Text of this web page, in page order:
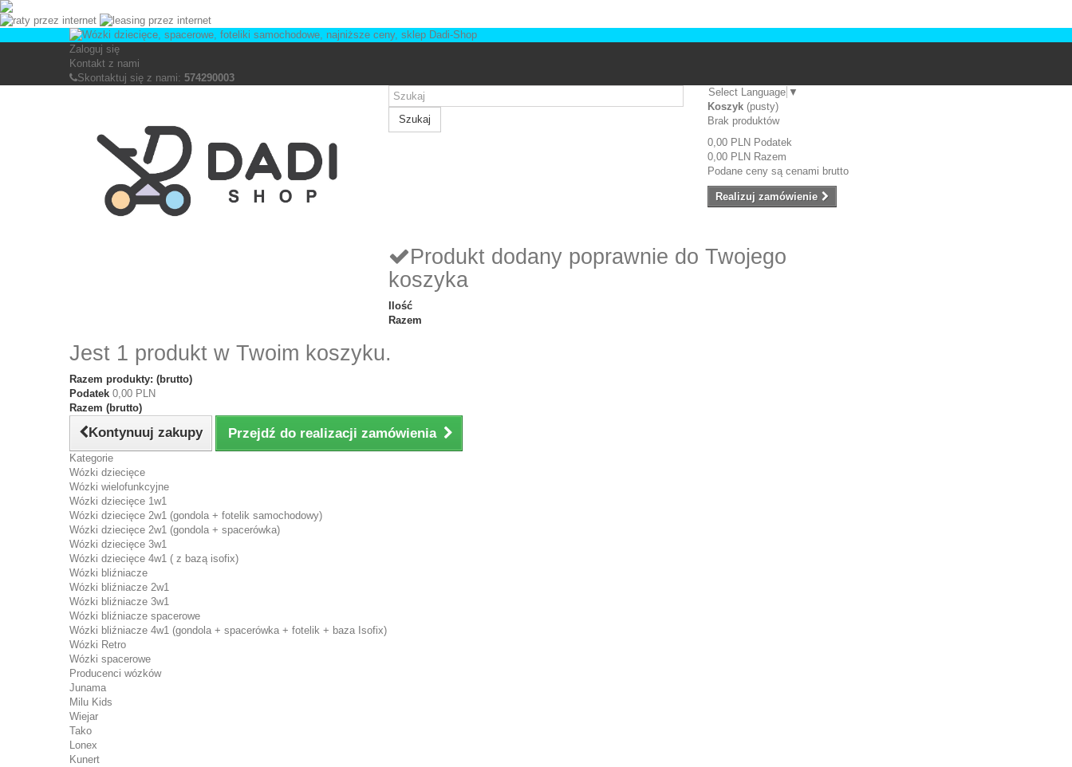
Zaloguj się
Kontakt z nami
Skontaktuj się z nami: 574290003
Szukaj
Select Language ▼
Koszyk (pusty)
Brak produktów
0,00 PLN Podatek
0,00 PLN Razem
Podane ceny są cenami brutto
Realizuj zamówienie
Produkt dodany poprawnie do Twojego
koszyka
Ilość
Razem
Jest 1 produkt w Twoim koszyku.
Razem produkty: (brutto)
Podatek 0,00 PLN
Razem (brutto)
Kontynuuj zakupy Przejdź do realizacji zamówienia
Kategorie
Wózki dziecięce
Wózki wielofunkcyjne
Wózki dziecięce 1w1
Wózki dziecięce 2w1 (gondola + fotelik samochodowy)
Wózki dziecięce 2w1 (gondola + spacerówka)
Wózki dziecięce 3w1
Wózki dziecięce 4w1 ( z bazą isofix)
Wózki bliźniacze
Wózki bliźniacze 2w1
Wózki bliźniacze 3w1
Wózki bliźniacze spacerowe
Wózki bliźniacze 4w1 (gondola + spacerówka + fotelik + baza Isofix)
Wózki Retro
Wózki spacerowe
Producenci wózków
Junama
Milu Kids
Wiejar
Tako
Lonex
Kunert